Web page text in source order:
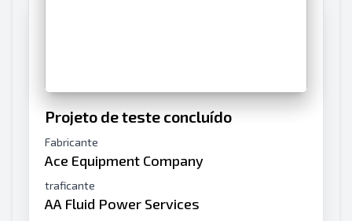
Projeto de teste concluído
Fabricante
Ace Equipment Company
traficante
AA Fluid Power Services